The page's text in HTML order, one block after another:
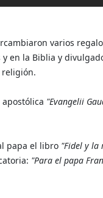
varios
y en la Biblia y
"Evangelii
papa el libro "Fidel y la
"Para el papa